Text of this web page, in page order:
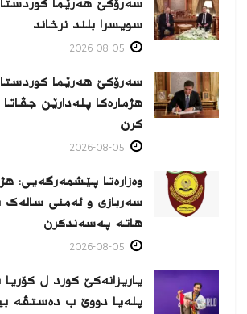
سویسرا بلند نرخاند
سەرۆکێ هەرێما
هژمارەكا پلەدارێن
كرن
وەزارەتا پێشمەرگەیی:
سەربازی و ئەمنی سالەک
هاتە پەسەندكرن
یاریزانەكێ کورد ل
پلەیا دووێ ب دەستڤە